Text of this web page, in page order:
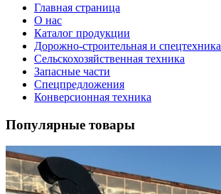
Главная страница
О нас
Каталог продукции
Дорожно-строительная и спецтехника
Сельскохозяйственная техника
Запасные части
Спецпредложения
Конверсионная техника
Популярные товары